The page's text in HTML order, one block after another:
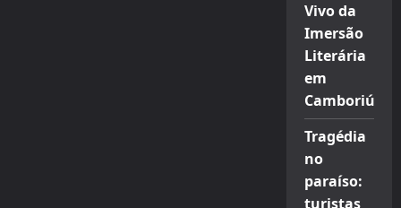
Vivo da
Imersão
Literária
em
Camboriú
Tragédia
no
paraíso:
turistas